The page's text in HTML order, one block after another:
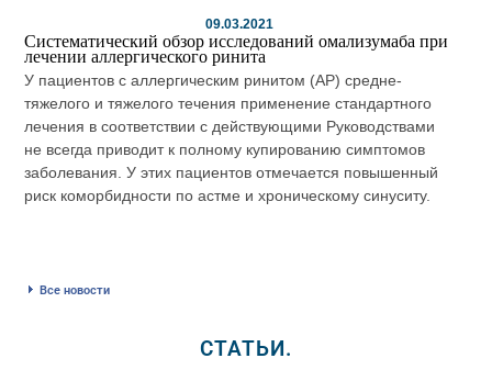
09.03.2021
Систематический обзор исследований омализумаба при
лечении аллергического ринита
У пациентов с аллергическим ринитом (АР) средне-
тяжелого и тяжелого течения применение стандартного
лечения в соответствии с действующими Руководствами
не всегда приводит к полному купированию симптомов
заболевания. У этих пациентов отмечается повышенный
риск коморбидности по астме и хроническому синуситу.
Все новости
СТАТЬИ.